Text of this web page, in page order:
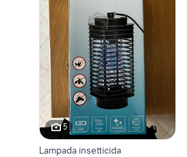
5
Lampada insetticida